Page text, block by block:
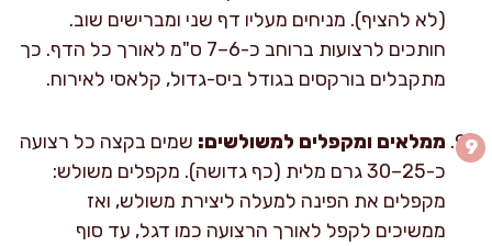
(לא להציף). מניחים מעליו דף שני ומברישים שוב.
חותכים לרצועות ברוחב כ-6–7 ס"מ לאורך כל הדף. כך
מתקבלים בורקסים בגודל ביס-גדול, קלאסי לאירוח.
ממלאים ומקפלים למשולשים: שמים בקצה כל רצועה
כ-25–30 גרם מלית (כף גדושה). מקפלים משולש:
מקפלים את הפינה למעלה ליצירת משולש, ואז
ממשיכים לקפל לאורך הרצועה כמו דגל, עד סוף